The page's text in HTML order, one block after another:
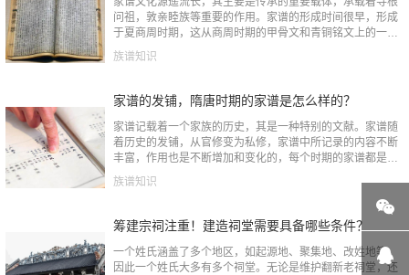
问祖，敦亲睦族等重要的作用。家谱的形成时间很早，形成
于夏商周时期，这从商周时期的甲骨文和青铜铭文上的一些
记载中可以得到证明。家谱在最初是以官修为主，直到宋朝
以后，那么宋朝的...
族谱知识
家谱的发铺，隋唐时期的家谱是怎么样的？
家谱记载着一个家族的历史，其是一种特别的文献。家谱随
着历史的发铺，从官修变为私修，家谱中所记录的内容不断
丰富，作用也是不断增加和变化的，每个时期的家谱都是不
同的，那么隋唐时期的家谱是怎么样的？今天就由宗谱云小
编来说一说。图源...
族谱知识
筹建宗祠注重！建造祠堂需要具备哪些条件？
一个姓氏涵盖了多个地区，如起源地、聚集地、改姓地等，
因此一个姓氏大多有多个祠堂。无论是维护翻新老祠堂，还